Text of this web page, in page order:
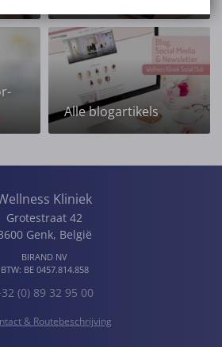
Alle blogartikels
Kliniek
Grotestraat 42
Genk, België
BIRAND NV
BTW: BE 0457.814.858
(0) 89 32 95 00
& Routebeschrijving